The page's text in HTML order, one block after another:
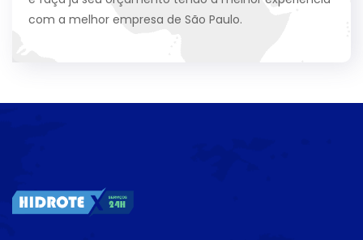
com a melhor empresa de São Paulo.